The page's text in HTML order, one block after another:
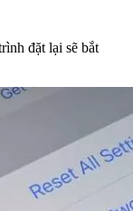
đặt lại sẽ bắt